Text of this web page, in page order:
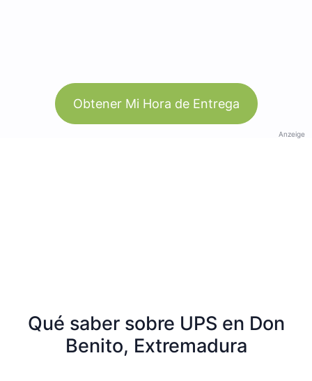
Obtener Mi Hora de Entrega
Anzeige
Qué saber sobre UPS en Don
Benito, Extremadura